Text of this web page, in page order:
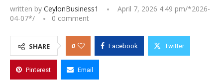
written by CeylonBusiness1 April 7, 2026 4:49 pm/*2026-
04-07*/ 0 comment
SHARE 0 Facebook Twitter
Pinterest Email